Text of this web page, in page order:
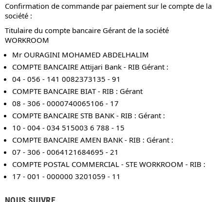
Confirmation de commande par paiement sur le compte de la
société :
Titulaire du compte bancaire Gérant de la société
WORKROOM
Mr OURAGINI MOHAMED ABDELHALIM
COMPTE BANCAIRE Attijari Bank - RIB Gérant :
04 - 056 - 141 0082373135 - 91
COMPTE BANCAIRE BIAT - RIB : Gérant
08 - 306 - 0000740065106 - 17
COMPTE BANCAIRE STB BANK - RIB : Gérant :
10 - 004 - 034 515003 6 788 - 15
COMPTE BANCAIRE AMEN BANK - RIB : Gérant :
07 - 306 - 0064121684695 - 21
COMPTE POSTAL COMMERCIAL - STE WORKROOM - RIB :
17 - 001 - 000000 3201059 - 11